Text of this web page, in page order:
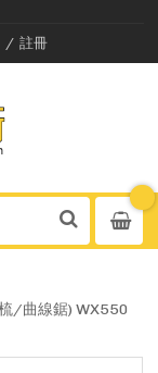
註冊
/曲線鋸) WX550